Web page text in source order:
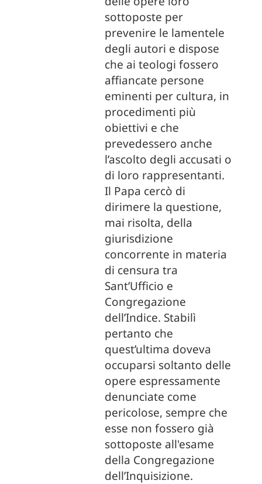
sottoposte per
prevenire le lamentele
degli autori e dispose
che ai teologi fossero
affiancate persone
eminenti per cultura, in
procedimenti più
obiettivi e che
prevedessero anche
l’ascolto degli accusati o
di loro rappresentanti.
Il Papa cercò di
dirimere la questione,
mai risolta, della
giurisdizione
concorrente in materia
di censura tra
Sant’Ufficio e
Congregazione
dell’Indice. Stabilì
pertanto che
quest’ultima doveva
occuparsi soltanto delle
opere espressamente
denunciate come
pericolose, sempre che
esse non fossero già
sottoposte all'esame
della Congregazione
dell’Inquisizione.